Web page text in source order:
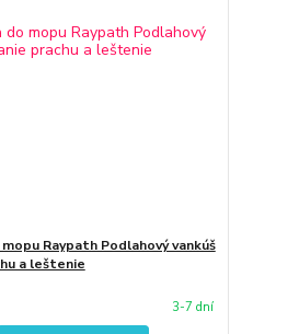
Raypath Podlahový vankúš
a leštenie
3-7 dní